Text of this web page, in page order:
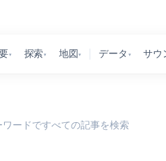
▾ 探索▾ 地図 ▾ データ ▾ サウ
ワードですべての記事を検索